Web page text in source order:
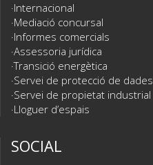
Internacional
Mediació concursal
Informes comercials
Assessoria jurídica
Transició energètica
Servei de protecció de dades
Servei de propietat industrial
Lloguer d’espais
SOCIAL